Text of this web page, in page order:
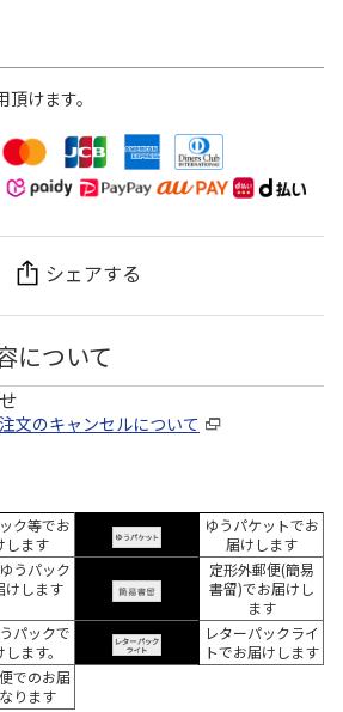
けます。
シェアする
について
注文のキャンセルについて
ク等でお
します
ゆうパケットでお
届けします
うパック
けします
定形外郵便(簡易
書留)でお届けし
ます
パックで
ます。
レターパックライ
トでお届けします
でのお届
ります